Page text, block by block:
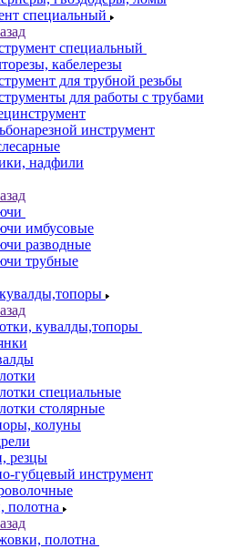
специальный
специальный
кабелерезы
для трубной резьбы
для работы с трубами
инструмент
надфили
имбусовые
разводные
трубные
кувалды,топоры
специальные
столярные
колуны
резцы
губцевый инструмент
полотна
полотна